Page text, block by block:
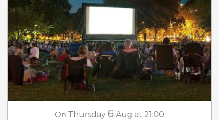
On Thursday 6 Aug at 21:00